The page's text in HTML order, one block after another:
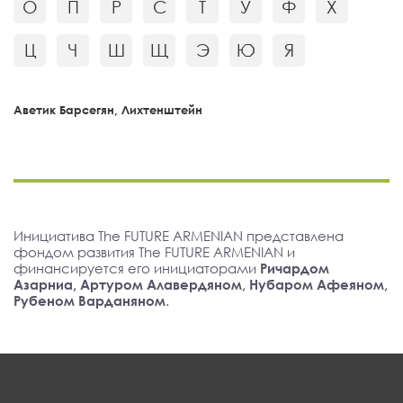
О П Р С Т У Ф Х
Ц Ч Ш Щ Э Ю Я
Аветик Барсегян, Лихтенштейн
Инициатива The FUTURE ARMENIAN представлена
фондом развития The FUTURE ARMENIAN и
финансируется его инициаторами Ричардом
Азарниа, Артуром Алавердяном, Нубаром Афеяном,
Рубеном Варданяном.